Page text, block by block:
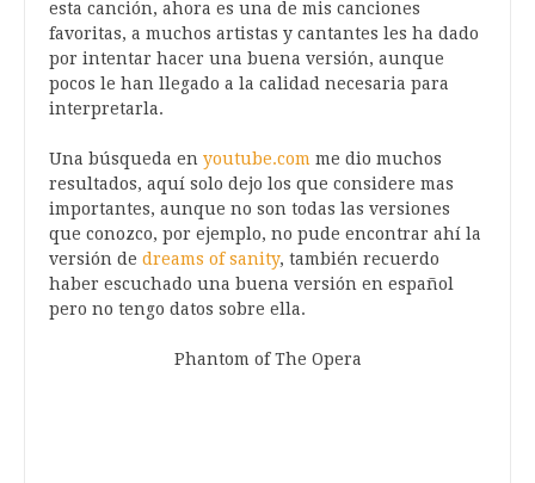
esta canción, ahora es una de mis canciones
favoritas, a muchos artistas y cantantes les ha dado
por intentar hacer una buena versión, aunque
pocos le han llegado a la calidad necesaria para
interpretarla.
Una búsqueda en youtube.com me dio muchos
resultados, aquí solo dejo los que considere mas
importantes, aunque no son todas las versiones
que conozco, por ejemplo, no pude encontrar ahí la
versión de dreams of sanity, también recuerdo
haber escuchado una buena versión en español
pero no tengo datos sobre ella.
Phantom of The Opera